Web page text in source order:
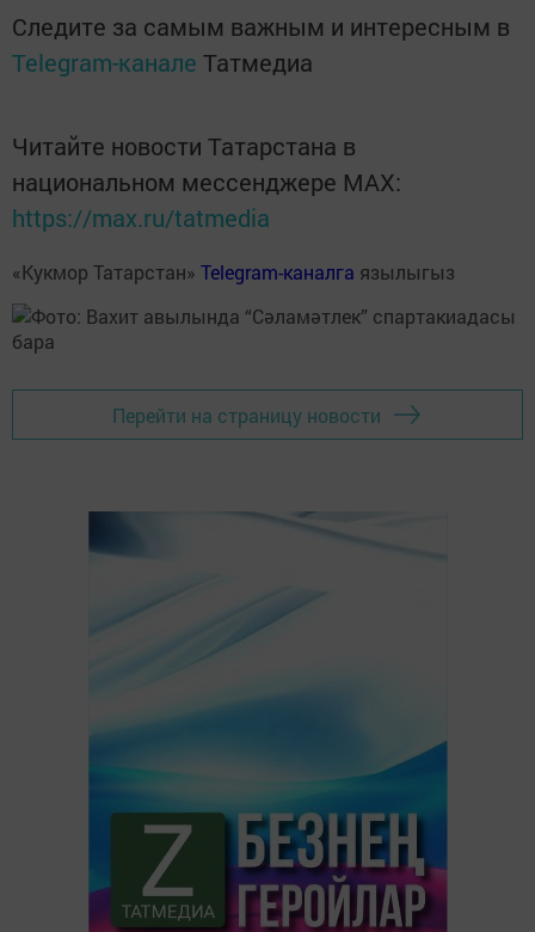
Следите за самым важным и интересным в
Telegram-канале Татмедиа
Читайте новости Татарстана в
национальном мессенджере MАХ:
https://max.ru/tatmedia
«Кукмор Татарстан» Telegram-каналга язылыгыз
Перейти на страницу новости